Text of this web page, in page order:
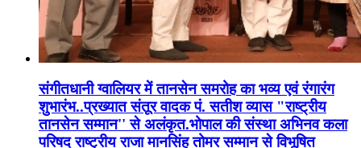
संगीतधानी ग्वालियर में तानसेन समरोह का भव्य एवं रंगारंग
शुभारंभ..प्रख्यात संतूर वादक पं. सतीश व्यास "राष्ट्रीय
तानसेन सम्मान'' से अलंकृत.भोपाल की संस्था अभिनव कला
परिषद राष्ट्रीय राजा मानसिंह तोमर सम्मान से विभूषित